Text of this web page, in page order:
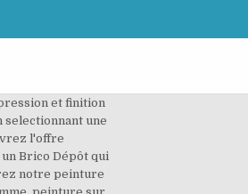
en 475 pages. Castorama ou leroy merlin et brico-dépôt Wink. Peinture renaulac brico dépôt. Peinture plafonds + murs (23 messages) : ForumConstruire. De plus 30m²/pot cela veut dire que vous faire 30m² SUR LES … Achetez un pot de peinture porteur de l'offre et rendez-vous sur www.renaulac-jeu-concours.fr pour découvrir si vous avez remporté un lot. Brico Dépôt Référence Peinture spéciale bois Prix 10,95 € (0,5 litre) Destination Extérieur / intérieur Aspect Satin Résine Acrylique Teneur COV 5 g/l Teintes 10 Conditionnement 0,5 l ; 2,5 l Rendement d'application 12 m² Matériel pour appliquer Pinceau, rouleau, pistolet Temps de Séchage au toucher 1 h Temps de Séchage … Brico - Dépôt - avec cette qualité de peinture bicouche il . Bac plastique brico depot. Réponse. hello, je vais bientôt peindre ma salle à manger ( actuellement, entierement blanche ). Du vendredi 06 nov. 2020 au jeudi 19 nov. 2020. Peinture Luxens Nuancier Inspirant Peinture Renaulac Brico Depot Nuancier Frais Peinture Inventiv Des Images fait partie de 50 Des Idées Peinture Luxens Nuancier galerie d'im